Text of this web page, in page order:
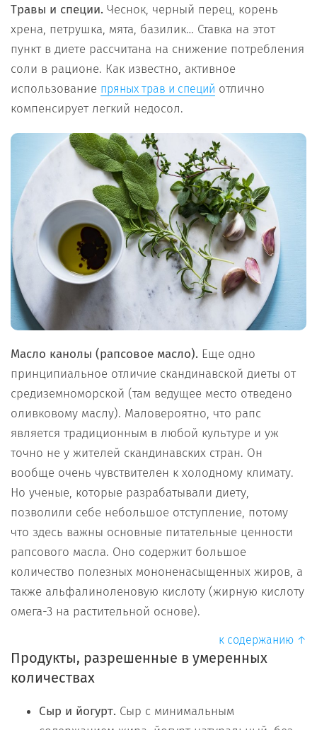
Травы и специи. Чеснок, черный перец, корень
хрена, петрушка, мята, базилик… Ставка на этот
пункт в диете рассчитана на снижение потребления
соли в рационе. Как известно, активное
использование пряных трав и специй отлично
компенсирует легкий недосол.
Масло канолы (рапсовое масло). Еще одно
принципиальное отличие скандинавской диеты от
средиземноморской (там ведущее место отведено
оливковому маслу). Маловероятно, что рапс
является традиционным в любой культуре и уж
точно не у жителей скандинавских стран. Он
вообще очень чувствителен к холодному климату.
Но ученые, которые разрабатывали диету,
позволили себе небольшое отступление, потому
что здесь важны основные питательные ценности
рапсового масла. Оно содержит большое
количество полезных мононенасыщенных жиров, а
также альфалиноленовую кислоту (жирную кислоту
омега-3 на растительной основе).
к содержанию ↑
Продукты, разрешенные в умеренных
количествах
Сыр и йогурт. Сыр с минимальным